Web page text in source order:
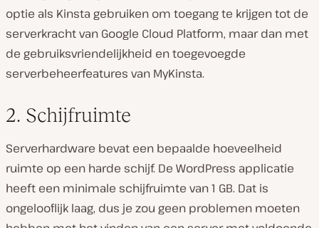
optie als Kinsta gebruiken om toegang te krijgen tot de
serverkracht van Google Cloud Platform, maar dan met
de gebruiksvriendelijkheid en toegevoegde
serverbeheerfeatures van MyKinsta.
2. Schijfruimte
Serverhardware bevat een bepaalde hoeveelheid
ruimte op een harde schijf. De WordPress applicatie
heeft een minimale schijfruimte van 1 GB. Dat is
ongelooflijk laag, dus je zou geen problemen moeten